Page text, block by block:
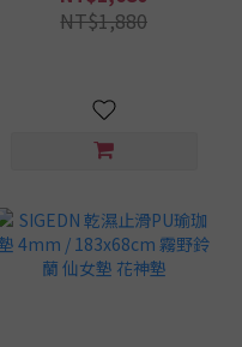
183x61cm - 星空紫
NT$1,880